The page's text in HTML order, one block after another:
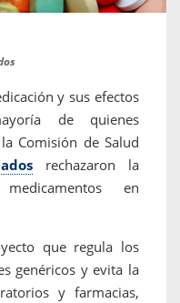
y sus efectos
de quienes
Comisión de Salud
rechazaron la
en
que regula los
genéricos y evita la
y farmacias,